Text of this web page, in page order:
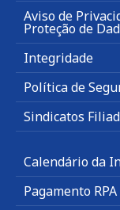
Aviso de
Proteção de
Integridade
Política de
Sindicatos
Calendário da
Pagamento RPA